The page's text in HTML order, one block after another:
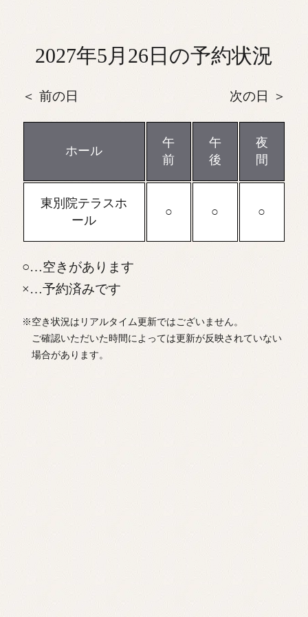
2027年5月26日の予約状況
前の日 次の日
ホール
午
前
午
後
夜
間
東別院テラスホ
ール
…空きがあります
…予約済みです
※空き状況はリアルタイム更新ではございません。
ご確認いただいた時間によっては更新が反映されていない
場合があります。